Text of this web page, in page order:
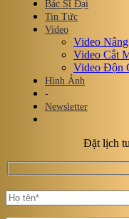
Bác Sĩ Đại
Tin Tức
Video
Video
Video Cắt
Video Độn
Hình Ảnh
-
Newsletter
Đặt lịch